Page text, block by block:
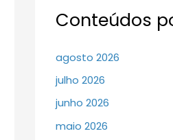
Conteúdos
agosto 2026
julho 2026
junho 2026
maio 2026